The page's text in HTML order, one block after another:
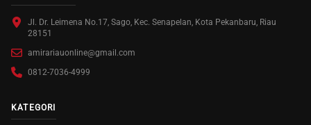
Jl. Dr. Leimena No.17, Sago, Kec. Senapelan, Kota Pekanbaru, Riau
28151
amirariauonline@gmail.com
0812-7036-4999
KATEGORI